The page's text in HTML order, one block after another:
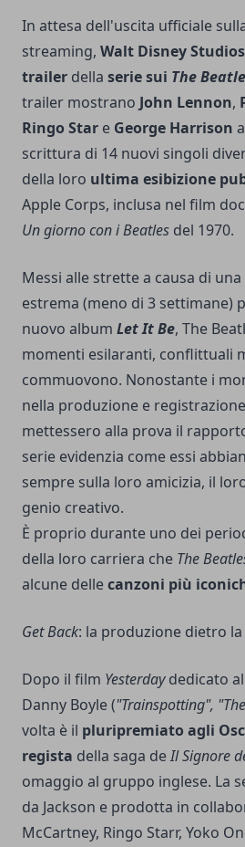
In attesa dell'uscita ufficiale
streaming, Walt Disney Studios
trailer della serie sui The
trailer mostrano John Lennon,
Ringo Star e George Harrison
scrittura di 14 nuovi singoli
della loro ultima esibizione
Apple Corps, inclusa nel film
Un giorno con i Beatles del 1970.
Messi alle strette a causa di
estrema (meno di 3 settimane)
nuovo album Let It Be, The
momenti esilaranti, conflittuali
commuovono. Nonostante i
nella produzione e
mettessero alla prova il
serie evidenzia come essi
sempre sulla loro amicizia, il
genio creativo.
È proprio durante uno dei
della loro carriera che The
alcune dellecanzoni più
Get Back: la produzione dietro la
Dopo il film Yesterday dedicato
Danny Boyle ("Trainspotting",
volta è il pluripremiato agli
regista della saga deIl Signore
omaggio al gruppo inglese. La
da Jackson e prodotta in
McCartney, Ringo Starr, Yoko